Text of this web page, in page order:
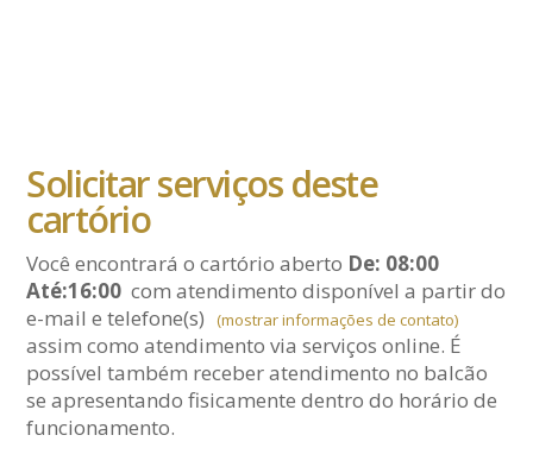
Solicitar serviços deste
cartório
Você encontrará o cartório aberto De: 08:00
Até:16:00 com atendimento disponível a partir do
e-maile telefone(s) (mostrar informações de contato)
assim como atendimento via serviços online. É
possível também receber atendimento no balcão
se apresentando fisicamente dentro do horário de
funcionamento.